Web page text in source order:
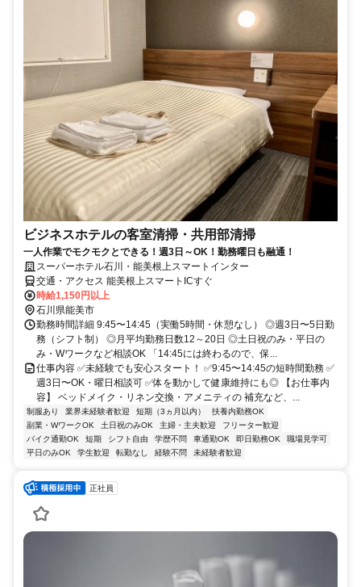
ビジネスホテルの客室清掃・共用部清掃
一人作業でモクモクとできる！週3日～OK！勤務曜日も融通！
スーパーホテル石川・能美根上スマートインター
交通・アクセス 能美根上スマートICすぐ
時給1,150円以上
石川県能美市
勤務時間詳細 9:45〜14:45（実働5時間・休憩なし） ◎週3日〜5日勤
務（シフト制） ◎月平均勤務日数12～20日 ◎土日祝のみ・平日の
み・Wワークなど相談OK 「14:45には終わるので、保...
仕事内容 ✅未経験でも安心スタート！ ✅9:45〜14:45の短時間勤務 ✅
週3日〜OK・曜日相談可 ✅体を動かして健康維持にも◎ 【お仕事内
容】 ベッドメイク・リネン交換・アメニティの 補充など、...
制服あり 業界未経験者歓迎 短期（3ヵ月以内）
扶養内勤務OK
副業・WワークOK
土日祝のみOK 主婦・主夫歓迎
フリーター歓迎
バイク通勤OK
短期 シフト自由 学歴不問 車通勤OK 即日勤務OK
職場見学可
平日のみOK
学生歓迎 転勤なし 経験不問 未経験者歓迎
正社員